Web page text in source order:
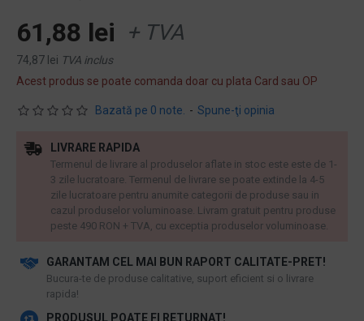
Bazată pe 0 note. - Spune-ţi opinia
61,88 lei + TVA
74,87 lei TVA inclus
Acest produs se poate comanda doar cu plata Card sau OP
GARANTAM CEL MAI BUN RAPORT CALITATE-PRET!
​Bucura-te de produse calitative, suport eficient si o livrare
rapida!
PRODUSUL POATE FI RETURNAT!
LIVRARE RAPIDA
Termenul de livrare al produselor aflate in stoc este este de 1-
3 zile lucratoare. Termenul de livrare se poate extinde la 4-5
zile lucratoare pentru anumite categorii de produse sau in
cazul produselor voluminoase. Livram gratuit pentru produse
peste 490 RON + TVA, cu exceptia produselor voluminoase.